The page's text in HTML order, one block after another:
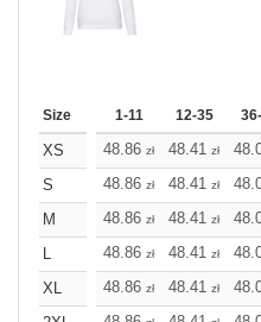
Size 1-11 12-35
XS 48.86 zł 48.41 zł
S
48.86 zł 48.41 zł
M
48.86 zł 48.41 zł
L
48.86 zł 48.41 zł
XL
48.86 zł 48.41 zł